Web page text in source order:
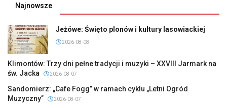
Najnowsze
Jeżówe: Święto plonów i kultury lasowiackiej
2026-08-08
Klimontów: Trzy dni pełne tradycji i muzyki – XXVIII Jarmark na
św. Jacka
2026-08-07
Sandomierz: „Cafe Fogg” w ramach cyklu „Letni Ogród
Muzyczny”
2026-08-07